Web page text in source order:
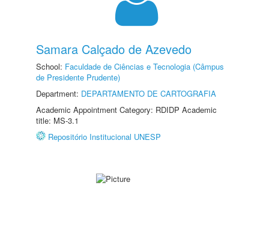
Samara Calçado de Azevedo
School: Faculdade de Ciências e Tecnologia (Câmpus
de Presidente Prudente)
Department: DEPARTAMENTO DE CARTOGRAFIA
Academic Appointment Category: RDIDP Academic
title: MS-3.1
Repositório Institucional UNESP